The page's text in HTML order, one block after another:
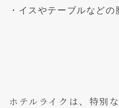
・イスやテーブルなど
ホテルライクは、特別